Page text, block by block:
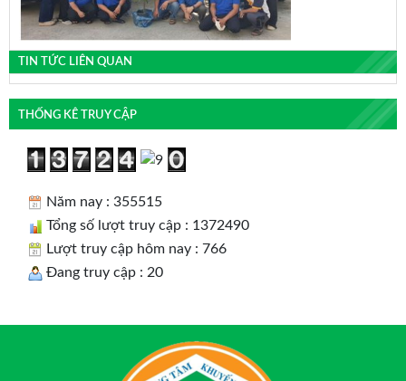
TIN TỨC LIÊN QUAN
THỐNG KÊ TRUY CẬP
Năm nay : 355515
Tổng số lượt truy cập : 1372490
Lượt truy cập hôm nay : 766
Đang truy cập : 20